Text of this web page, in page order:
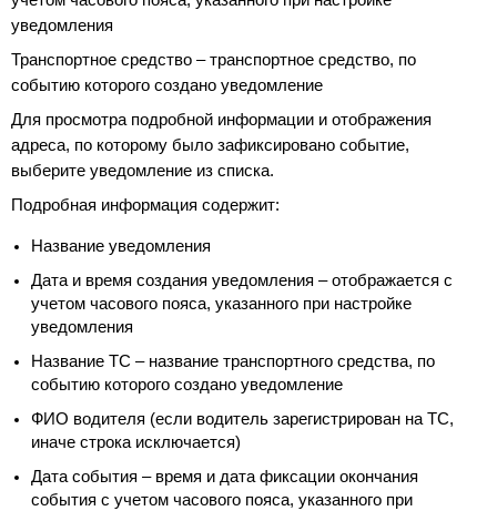
уведомления
Транспортное средство – транспортное средство, по
событию которого создано уведомление
Для просмотра подробной информации и отображения
адреса, по которому было зафиксировано событие,
выберите уведомление из списка.
Подробная информация содержит:
Название уведомления
Дата и время создания уведомления – отображается с
учетом часового пояса, указанного при настройке
уведомления
Название ТС – название транспортного средства, по
событию которого создано уведомление
ФИО водителя (если водитель зарегистрирован на ТС,
иначе строка исключается)
Дата события – время и дата фиксации окончания
события с учетом часового пояса, указанного при